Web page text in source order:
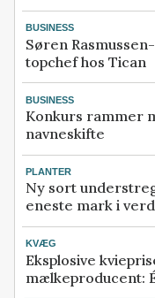
BUSINESS
Søren
topchef hos Tican
BUSINESS
Konkurs rammer
navneskifte
PLANTER
Ny sort
eneste mark i
KVÆG
Eksplosive
mælkeproducent: